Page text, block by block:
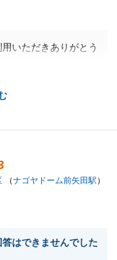
いただきありがとう
心いたしました。
お気軽にお申し付け
（ナゴヤドーム前矢田駅）
はできませんでした